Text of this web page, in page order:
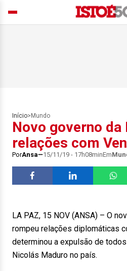
Início> Mundo
Novo governo
relações com
PorAnsa 15/11/19 - 17h08minEm
LA PAZ, 15 NOV (ANSA) – O
rompeu relações diplomáticas
determinou a expulsão de
Nicolás Maduro no país.